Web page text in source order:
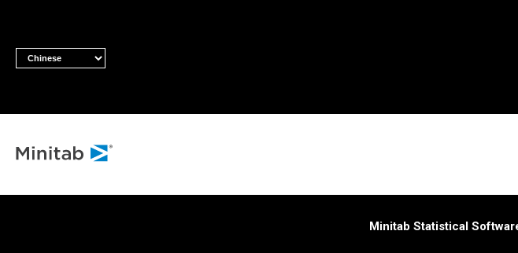
所有解决方案
分析
Minitab Statistical